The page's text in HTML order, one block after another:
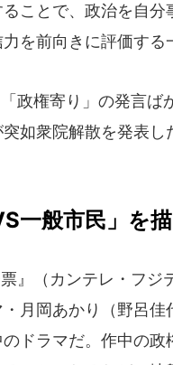
ことで、政治を自
を前向きに評価する
政権寄り」の発言ば
如衆院解散を発表
一般市民」を
』（カンテレ・フジ
・月岡あかり（野呂
ドラマだ。作中の